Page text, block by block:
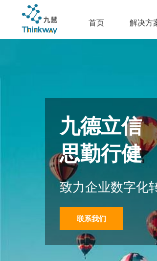
首页 解决方
九德立
思勤行
致力企业数字化
联系我们